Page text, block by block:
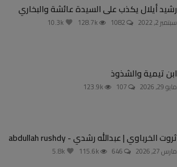
رشيد أيلال يكذب على السيدة عائشة والبخاري
سبتمبر 2, 2022
ابن تيمية والشذوذ
مايو 29, 2026
ثروت الخرباوي | عبدالله رشدي - abdullah rushdy
مارس 27, 2026